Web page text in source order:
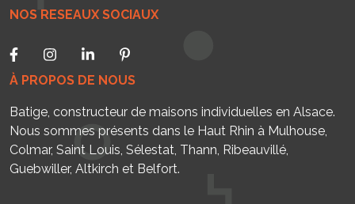
À PROPOS DE NOUS
Batige, constructeur de maisons individuelles en Alsace.
Nous sommes présents dans le Haut Rhin à Mulhouse,
Colmar, Saint Louis, Sélestat, Thann, Ribeauvillé,
Guebwiller, Altkirch et Belfort.
NOS RESEAUX SOCIAUX